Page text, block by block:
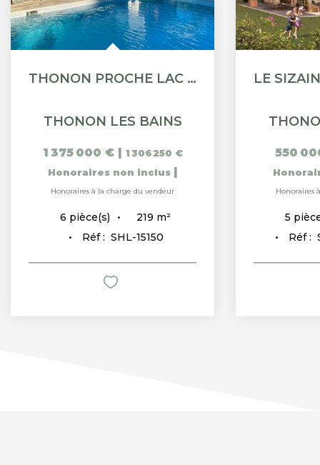
THONON PROCHE LAC - SUPERBE PROPRIÉTÉ AVEC PISCINE
THONON LES BAINS
1 375 000 € | 1 306 250 €
Honoraires non inclus |
Honoraires à la charge du vendeur
6 pièce(s) 219 m²
Réf : SHL-15150
550
Honoraires
5
Réf :